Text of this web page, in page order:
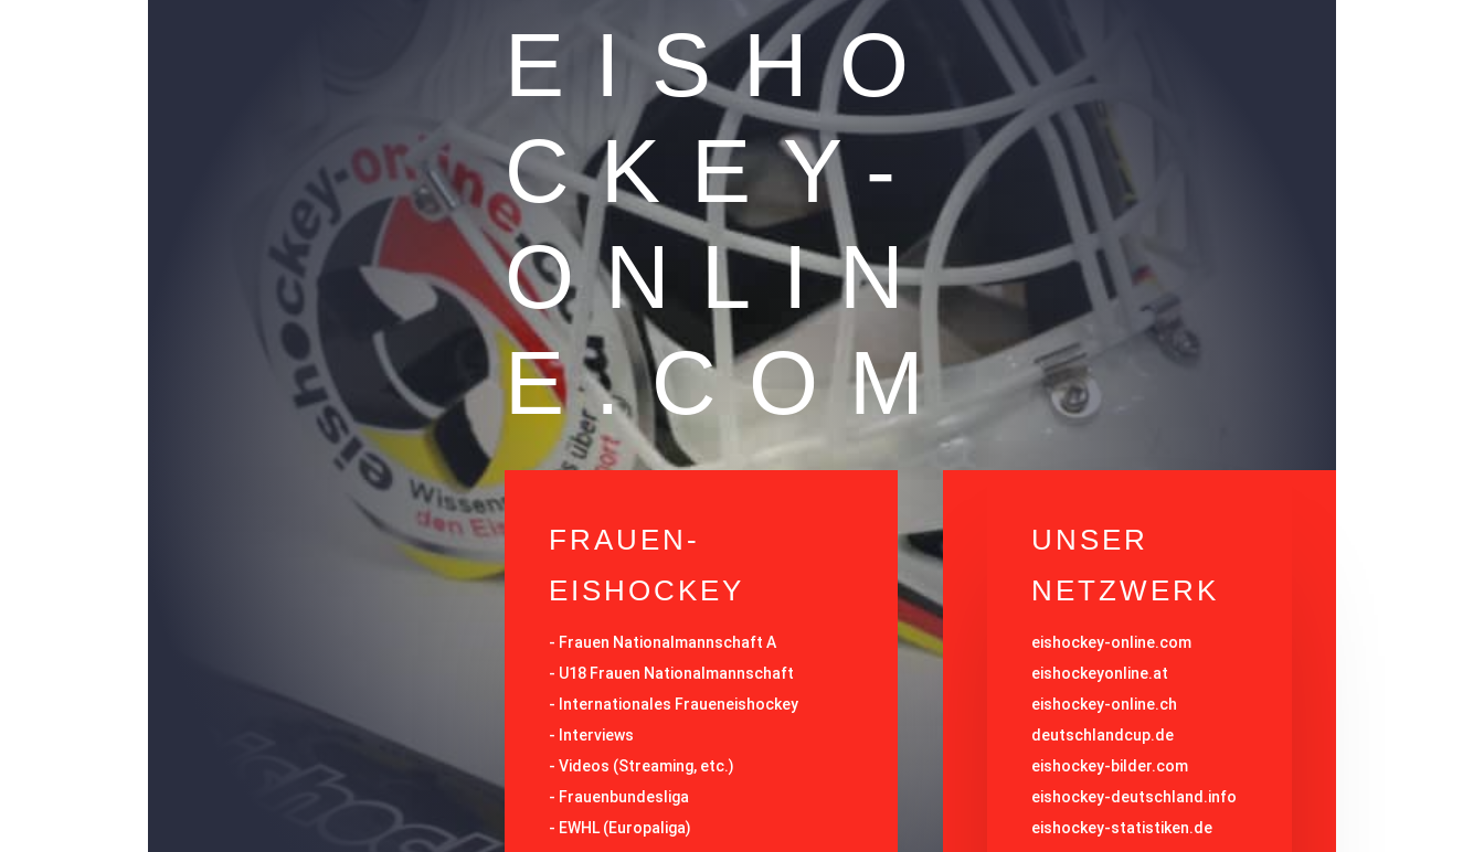
EISHO
CKEY-
ONLIN
E.COM
FRAUEN-
EISHOCKEY
- Frauen Nationalmannschaft A
- U18 Frauen Nationalmannschaft
- Internationales Fraueneishockey
- Interviews
- Videos (Streaming, etc.)
- Frauenbundesliga
- EWHL (Europaliga)
UNSER
NETZWERK
eishockey-online.com
eishockeyonline.at
eishockey-online.ch
deutschlandcup.de
eishockey-bilder.com
eishockey-deutschland.info
eishockey-statistiken.de